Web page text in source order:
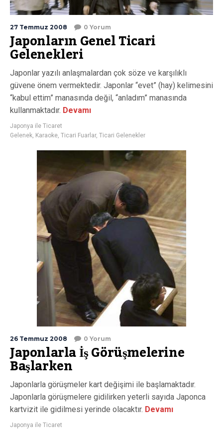
27 Temmuz 2008 0 Yorum
Japonların Genel Ticari
Gelenekleri
Japonlar yazılı anlaşmalardan çok söze ve karşılıklı
güvene önem vermektedir. Japonlar “evet” (hay) kelimesini
“kabul ettim” manasında değil, “anladım” manasında
kullanmaktadır. Devamı
Japonya ile Ticaret
Gelenek, Karaoke, Ticari Fuarlar, Ticari Gelenekler
26 Temmuz 2008 0 Yorum
Japonlarla İş Görüşmelerine
Başlarken
Japonlarla görüşmeler kart değişimi ile başlamaktadır.
Japonlarla görüşmelere gidilirken yeterli sayıda Japonca
kartvizit ile gidilmesi yerinde olacaktır. Devamı
Japonya ile Ticaret